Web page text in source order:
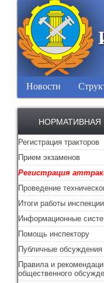
Новости
НОРМАТИВНАЯ
Регистрация тракторов
Прием экзаменов
Регистрация
Проведение
Итоги работы инспекции
Информационные
Помощь инспектору
Публичные обсуждения
Правила и
общественного